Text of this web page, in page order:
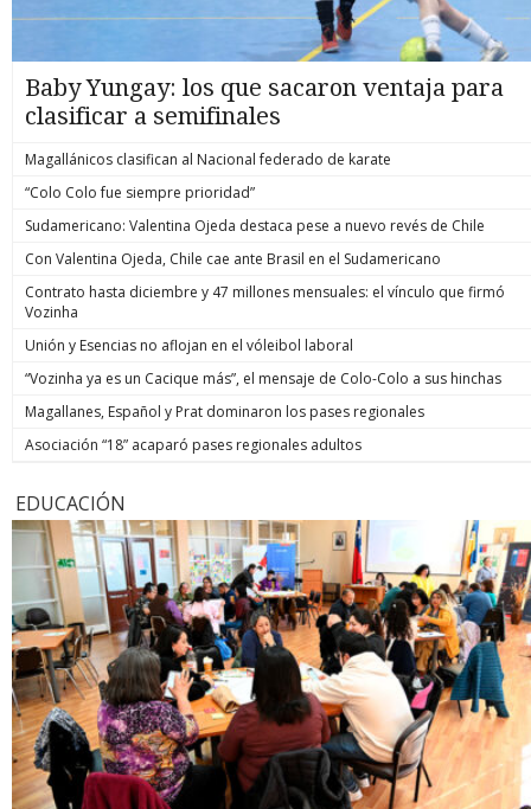
Baby Yungay: los que sacaron ventaja para
clasificar a semifinales
Magallánicos clasifican al Nacional federado de karate
“Colo Colo fue siempre prioridad”
Sudamericano: Valentina Ojeda destaca pese a nuevo revés de Chile
Con Valentina Ojeda, Chile cae ante Brasil en el Sudamericano
Contrato hasta diciembre y 47 millones mensuales: el vínculo que firmó
Vozinha
Unión y Esencias no aflojan en el vóleibol laboral
“Vozinha ya es un Cacique más”, el mensaje de Colo-Colo a sus hinchas
Magallanes, Español y Prat dominaron los pases regionales
Asociación “18” acaparó pases regionales adultos
EDUCACIÓN